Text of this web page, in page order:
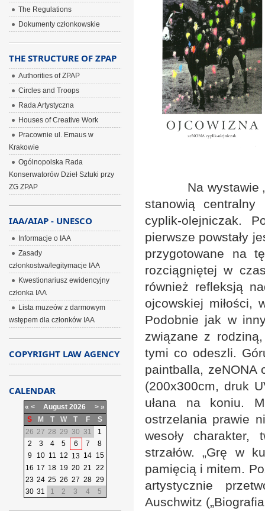
Na wystawie
stanowią centralny
cyplik-olejniczak.
pierwsze powstały
przygotowane na
rozciągniętej w
również refleksją
ojcowskiej miłości,
Podobnie jak w
związane z
tymi co odeszli.
paintballa, zeNONA
(200x300cm, druk
ułana na koniu.
ostrzelania prawie
wesoły charakter,
strzałów. „Grę w
pamięcią i mitem.
artystycznie
Auschwitz
The Regulations
Dokumenty członkowskie
THE STRUCTURE OF ZPAP
Authorities of ZPAP
Circles and Troops
Rada Artystyczna
Houses of Creative Work
Pracownie ul. Emaus w
Krakowie
Ogólnopolska Rada
Konserwatorów Dzieł Sztuki przy
ZG ZPAP
IAA/AIAP - UNESCO
Informacje o IAA
Zasady
członkostwa/legitymacje IAA
Kwestionariusz ewidencyjny
członka IAA
Lista muzeów z darmowym
wstępem dla członków IAA
COPYRIGHT LAW AGENCY
CALENDAR
« < August 2026 > »
S
M T W T F
S
26 27 28 29 30 31
1
2
3 4 5 6 7
8
9
10 11 12 13 14 15
16 17 18 19 20 21 22
23 24 25 26 27 28 29
30 31 1 2 3 4 5